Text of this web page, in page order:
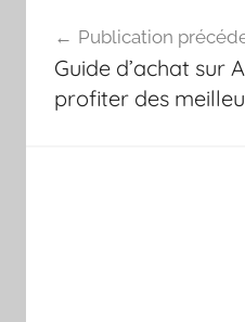
de
l’article
Publication
Guide d’achat sur
profiter des